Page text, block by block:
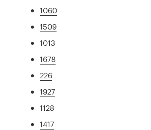
1060
1509
1013
1678
226
1927
1128
1417